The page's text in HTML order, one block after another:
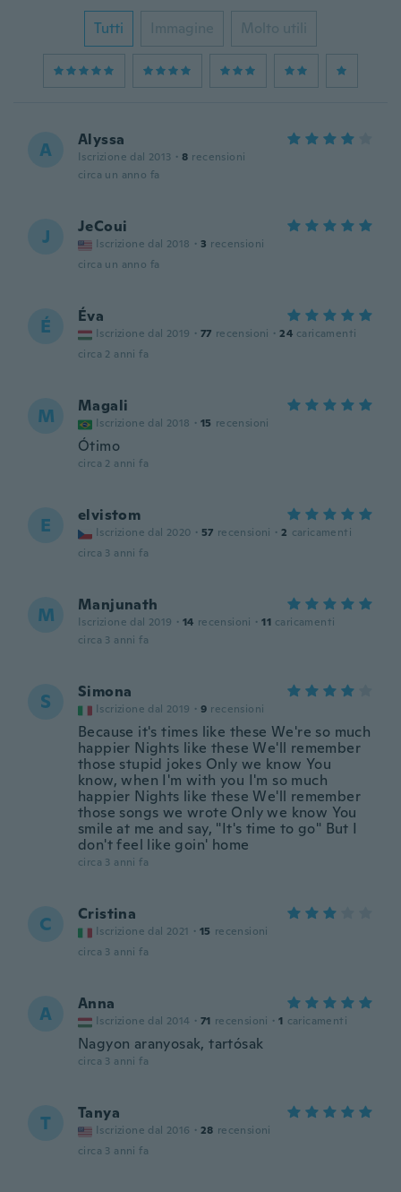
Tutti Immagine Molto utili
A Alyssa
Iscrizione dal 2013 · 8 recensioni
circa un anno fa
J JeCoui
Iscrizione dal 2018 · 3 recensioni
circa un anno fa
É Éva
Iscrizione dal 2019 · 77 recensioni · 24 caricamenti
circa 2 anni fa
M Magali
Iscrizione dal 2018 · 15 recensioni
Ótimo
circa 2 anni fa
E elvistom
Iscrizione dal 2020 · 57 recensioni · 2 caricamenti
circa 3 anni fa
M Manjunath
Iscrizione dal 2019 · 14 recensioni · 11 caricamenti
circa 3 anni fa
S Simona
Iscrizione dal 2019 · 9 recensioni
Because it's times like these We're so much
happier Nights like these We'll remember
those stupid jokes Only we know You
know, when I'm with you I'm so much
happier Nights like these We'll remember
those songs we wrote Only we know You
smile at me and say, "It's time to go" But I
don't feel like goin' home
circa 3 anni fa
C Cristina
Iscrizione dal 2021 · 15 recensioni
circa 3 anni fa
A Anna
Iscrizione dal 2014 · 71 recensioni · 1 caricamenti
Nagyon aranyosak, tartósak
circa 3 anni fa
T Tanya
Iscrizione dal 2016 · 28 recensioni
circa 3 anni fa